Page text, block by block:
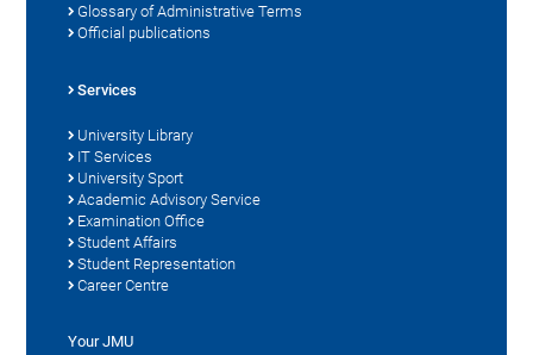
Glossary of Administrative Terms
Official publications
Services
University Library
IT Services
University Sport
Academic Advisory Service
Examination Office
Student Affairs
Student Representation
Career Centre
Your JMU